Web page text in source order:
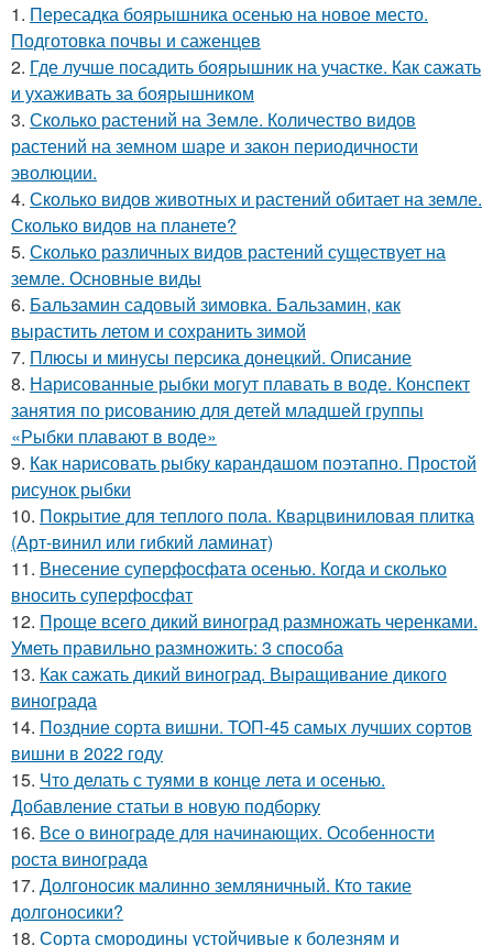
1. Пересадка боярышника осенью на новое место.
Подготовка почвы и саженцев
2. Где лучше посадить боярышник на участке. Как сажать
и ухаживать за боярышником
3. Сколько растений на Земле. Количество видов
растений на земном шаре и закон периодичности
эволюции.
4. Сколько видов животных и растений обитает на земле.
Сколько видов на планете?
5. Сколько различных видов растений существует на
земле. Основные виды
6. Бальзамин садовый зимовка. Бальзамин, как
вырастить летом и сохранить зимой
7. Плюсы и минусы персика донецкий. Описание
8. Нарисованные рыбки могут плавать в воде. Конспект
занятия по рисованию для детей младшей группы
«Рыбки плавают в воде»
9. Как нарисовать рыбку карандашом поэтапно. Простой
рисунок рыбки
10. Покрытие для теплого пола. Кварцвиниловая плитка
(Арт-винил или гибкий ламинат)
11. Внесение суперфосфата осенью. Когда и сколько
вносить суперфосфат
12. Проще всего дикий виноград размножать черенками.
Уметь правильно размножить: 3 способа
13. Как сажать дикий виноград. Выращивание дикого
винограда
14. Поздние сорта вишни. ТОП-45 самых лучших сортов
вишни в 2022 году
15. Что делать с туями в конце лета и осенью.
Добавление статьи в новую подборку
16. Все о винограде для начинающих. Особенности
роста винограда
17. Долгоносик малинно земляничный. Кто такие
долгоносики?
18. Сорта смородины устойчивые к болезням и